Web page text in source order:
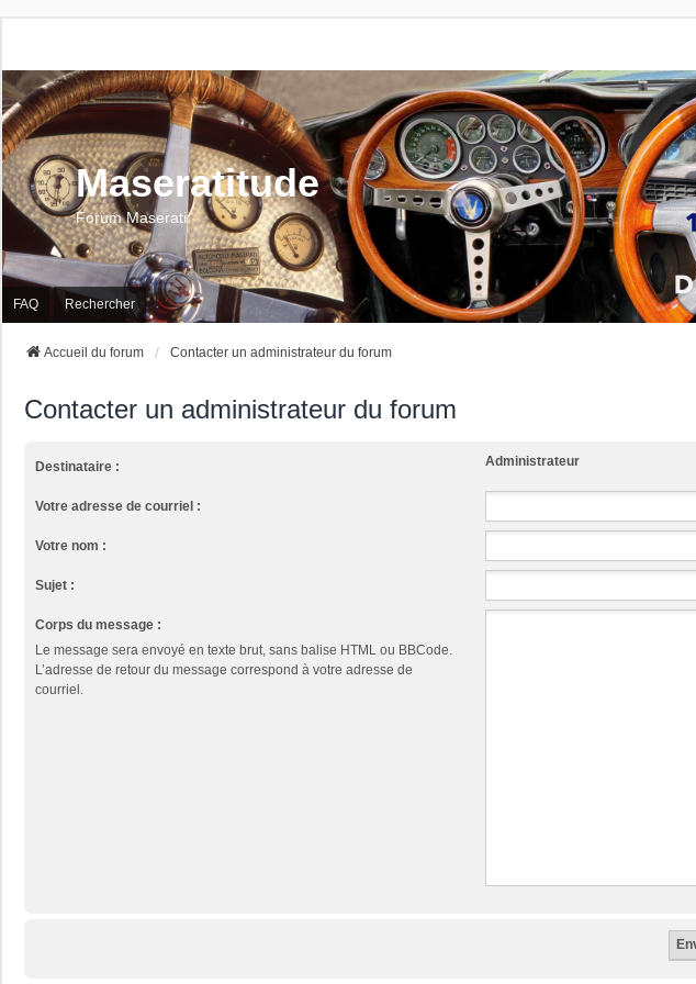
Maseratitude
Forum Maserati
FAQ Rechercher
Accueil du forum Contacter un administrateur du forum
Contacter un administrateur du forum
Destinataire : Administrateur
Votre adresse de courriel :
Votre nom :
Sujet :
Corps du message :
Le message sera envoyé en texte brut, sans balise HTML ou BBCode.
L’adresse de retour du message correspond à votre adresse de
courriel.